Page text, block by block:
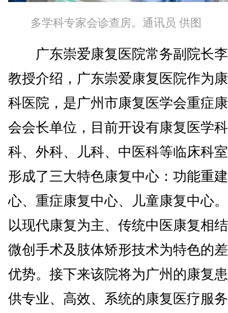
多学科专家会诊查房。通讯员 供图
广东崇爱康复医院常务副院长
教授介绍，广东崇爱康复医院作为
科医院，是广州市康复医学会重症
会会长单位，目前开设有康复医学
科、外科、儿科、中医科等临床科
形成了三大特色康复中心：功能重
心、重症康复中心、儿童康复中心
以现代康复为主、传统中医康复相
微创手术及肢体矫形技术为特色的
优势。接下来该院将为广州的康复
供专业、高效、系统的康复医疗服